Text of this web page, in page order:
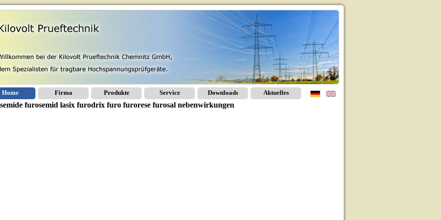
Home Firma Produkte Service Downloads Aktuelles
furosemid lasix furodrix furo furorese furosal nebenwirkungen